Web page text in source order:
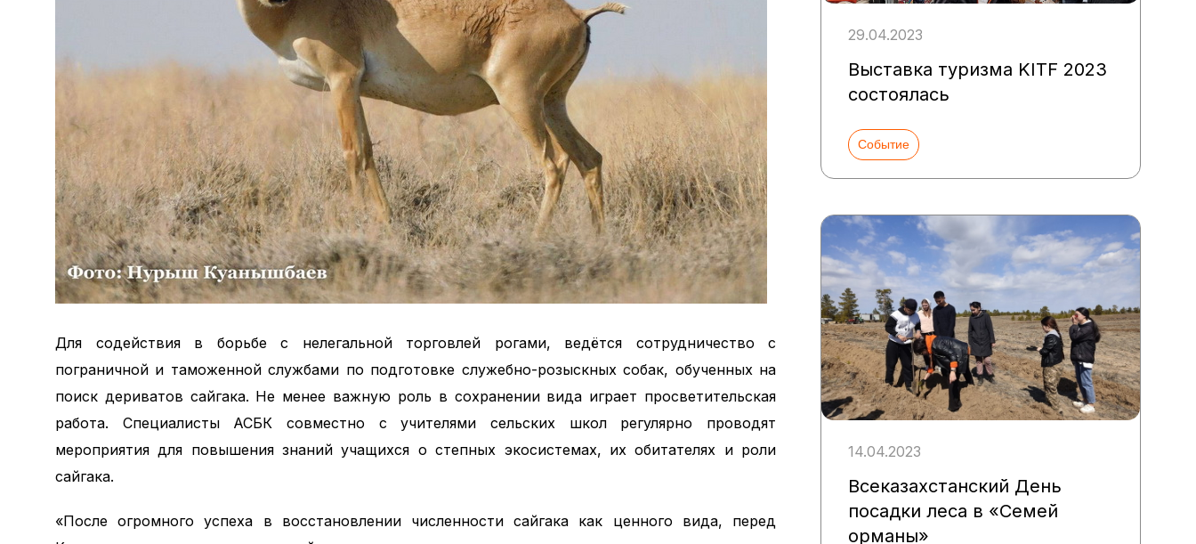
Для содействия в борьбе с нелегальной торговлей рогами, ведётся сотрудничество с
пограничной и таможенной службами по подготовке служебно-розыскных собак, обученных на
поиск дериватов сайгака. Не менее важную роль в сохранении вида играет просветительская
работа. Специалисты АСБК совместно с учителями сельских школ регулярно проводят
мероприятия для повышения знаний учащихся о степных экосистемах, их обитателях и роли
сайгака.
«После огромного успеха в восстановлении численности сайгака как ценного вида, перед
29.04.2023
Выставка туризма KITF 2023
состоялась
Событие
14.04.2023
Всеказахстанский День
посадки леса в «Семей
орманы»